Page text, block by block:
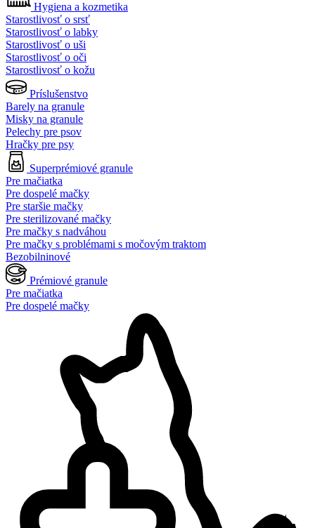
Hygiena a kozmetika
Starostlivosť o srsť
Starostlivosť o labky
Starostlivosť o uši
Starostlivosť o oči
Starostlivosť o kožu
Príslušenstvo
Barely na granule
Misky na granule
Pelechy pre psov
Hračky pre psy
Superprémiové granule
Pre mačiatka
Pre dospelé mačky
Pre staršie mačky
Pre sterilizované mačky
Pre mačky s nadváhou
Pre mačky s problémami s močovým traktom
Bezobilninové
Prémiové granule
Pre mačiatka
Pre dospelé mačky